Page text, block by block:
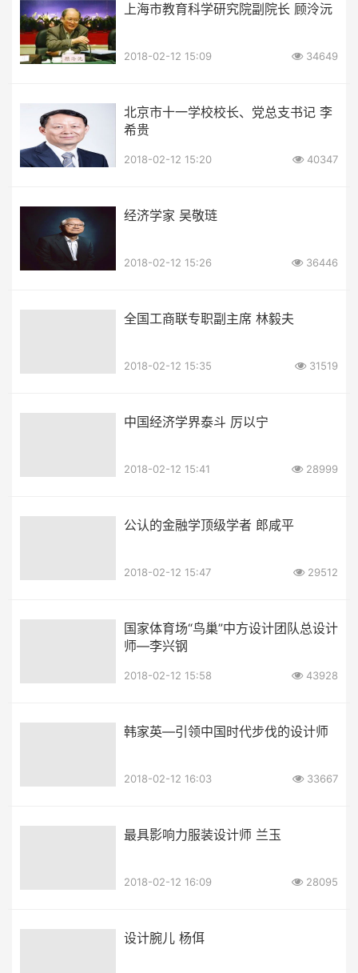
上海市教育科学研究院副院长 顾泠沅
2018-02-12 15:09 34649
北京市十一学校校长、党总支书记 李
希贵
2018-02-12 15:20 40347
经济学家 吴敬琏
2018-02-12 15:26 36446
全国工商联专职副主席 林毅夫
2018-02-12 15:35 31519
中国经济学界泰斗 厉以宁
2018-02-12 15:41 28999
公认的金融学顶级学者 郎咸平
2018-02-12 15:47 29512
国家体育场“鸟巢”中方设计团队总设计
师—李兴钢
2018-02-12 15:58 43928
韩家英—引领中国时代步伐的设计师
2018-02-12 16:03 33667
最具影响力服装设计师 兰玉
2018-02-12 16:09 28095
设计腕儿 杨佴